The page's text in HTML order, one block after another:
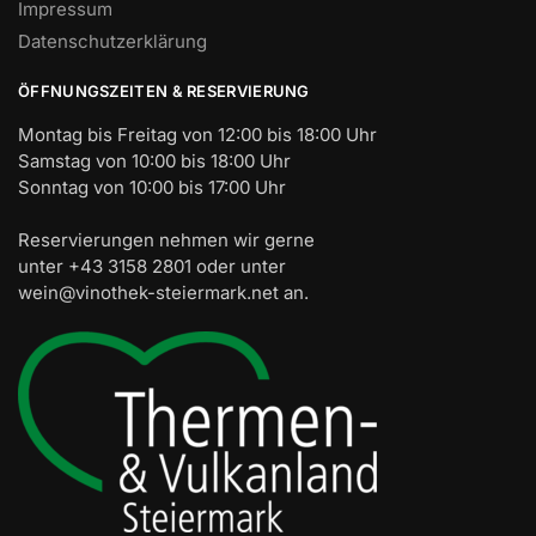
Impressum
Datenschutzerklärung
ÖFFNUNGSZEITEN & RESERVIERUNG
Montag bis Freitag von 12:00 bis 18:00 Uhr
Samstag von 10:00 bis 18:00 Uhr
Sonntag von 10:00 bis 17:00 Uhr
Reservierungen nehmen wir gerne
unter +43 3158 2801 oder unter
wein@vinothek-steiermark.net an.